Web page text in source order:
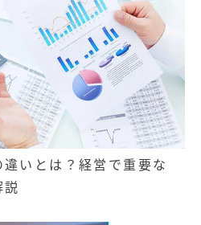
いとは？経営で重要な
説